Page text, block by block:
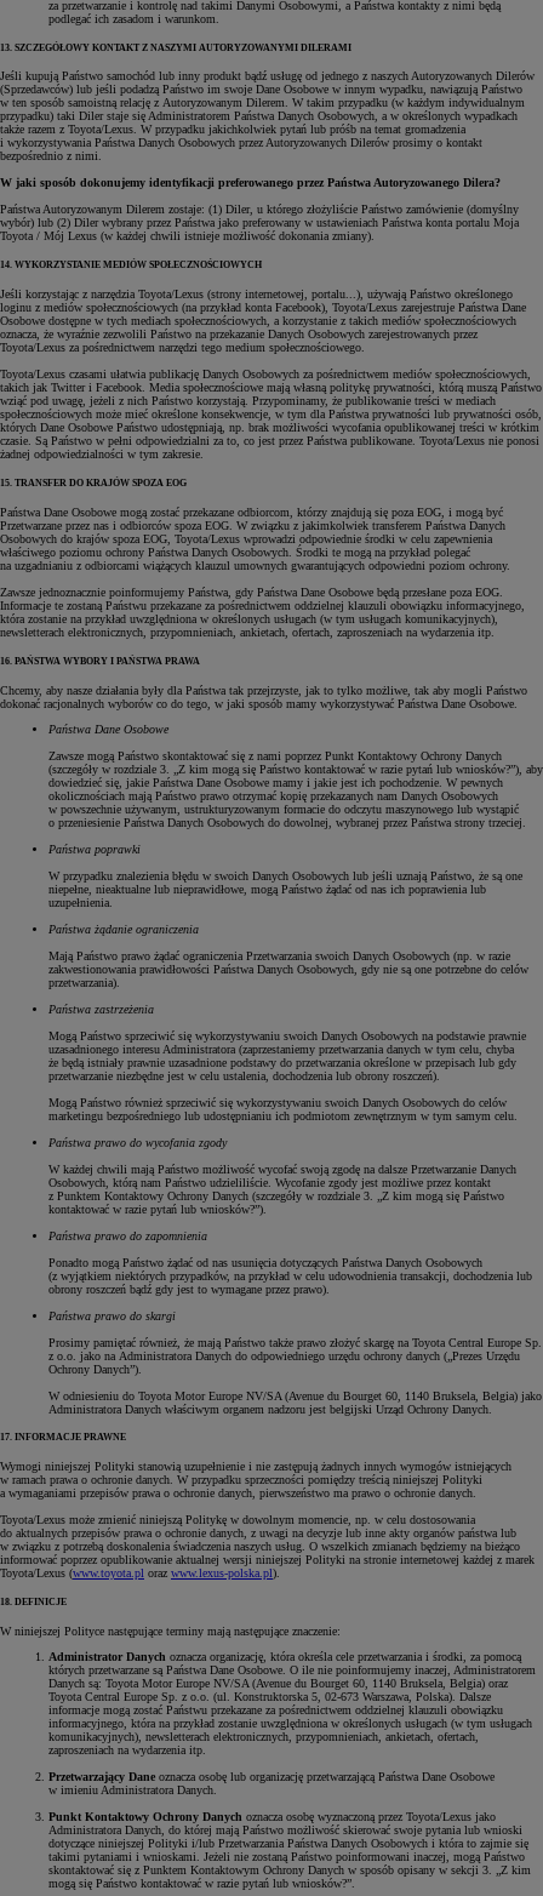
za przetwarzanie i kontrolę nad takimi Danymi Osobowymi, a Państwa kontakty z nimi będą
podlegać ich zasadom i warunkom.
13. SZCZEGÓŁOWY KONTAKT Z NASZYMI AUTORYZOWANYMI DILERAMI
Jeśli kupują Państwo samochód lub inny produkt bądź usługę od jednego z naszych Autoryzowanych Dilerów
(Sprzedawców) lub jeśli podadzą Państwo im swoje Dane Osobowe w innym wypadku, nawiązują Państwo
w ten sposób samoistną relację z Autoryzowanym Dilerem. W takim przypadku (w każdym indywidualnym
przypadku) taki Diler staje się Administratorem Państwa Danych Osobowych, a w określonych wypadkach
także razem z Toyota/Lexus. W przypadku jakichkolwiek pytań lub próśb na temat gromadzenia
i wykorzystywania Państwa Danych Osobowych przez Autoryzowanych Dilerów prosimy o kontakt
bezpośrednio z nimi.
W jaki sposób dokonujemy identyfikacji preferowanego przez Państwa Autoryzowanego Dilera?
Państwa Autoryzowanym Dilerem zostaje: (1) Diler, u którego złożyliście Państwo zamówienie (domyślny
wybór) lub (2) Diler wybrany przez Państwa jako preferowany w ustawieniach Państwa konta portalu Moja
Toyota / Mój Lexus (w każdej chwili istnieje możliwość dokonania zmiany).
14. WYKORZYSTANIE MEDIÓW SPOŁECZNOŚCIOWYCH
Jeśli korzystając z narzędzia Toyota/Lexus (strony internetowej, portalu...), używają Państwo określonego
loginu z mediów społecznościowych (na przykład konta Facebook), Toyota/Lexus zarejestruje Państwa Dane
Osobowe dostępne w tych mediach społecznościowych, a korzystanie z takich mediów społecznościowych
oznacza, że wyraźnie zezwolili Państwo na przekazanie Danych Osobowych zarejestrowanych przez
Toyota/Lexus za pośrednictwem narzędzi tego medium społecznościowego.
Toyota/Lexus czasami ułatwia publikację Danych Osobowych za pośrednictwem mediów społecznościowych,
takich jak Twitter i Facebook. Media społecznościowe mają własną politykę prywatności, którą muszą Państwo
wziąć pod uwagę, jeżeli z nich Państwo korzystają. Przypominamy, że publikowanie treści w mediach
społecznościowych może mieć określone konsekwencje, w tym dla Państwa prywatności lub prywatności osób,
których Dane Osobowe Państwo udostępniają, np. brak możliwości wycofania opublikowanej treści w krótkim
czasie. Są Państwo w pełni odpowiedzialni za to, co jest przez Państwa publikowane. Toyota/Lexus nie ponosi
żadnej odpowiedzialności w tym zakresie.
15. TRANSFER DO KRAJÓW SPOZA EOG
Państwa Dane Osobowe mogą zostać przekazane odbiorcom, którzy znajdują się poza EOG, i mogą być
Przetwarzane przez nas i odbiorców spoza EOG. W związku z jakimkolwiek transferem Państwa Danych
Osobowych do krajów spoza EOG, Toyota/Lexus wprowadzi odpowiednie środki w celu zapewnienia
właściwego poziomu ochrony Państwa Danych Osobowych. Środki te mogą na przykład polegać
na uzgadnianiu z odbiorcami wiążących klauzul umownych gwarantujących odpowiedni poziom ochrony.
Zawsze jednoznacznie poinformujemy Państwa, gdy Państwa Dane Osobowe będą przesłane poza EOG.
Informacje te zostaną Państwu przekazane za pośrednictwem oddzielnej klauzuli obowiązku informacyjnego,
która zostanie na przykład uwzględniona w określonych usługach (w tym usługach komunikacyjnych),
newsletterach elektronicznych, przypomnieniach, ankietach, ofertach, zaproszeniach na wydarzenia itp.
16. PAŃSTWA WYBORY I PAŃSTWA PRAWA
Chcemy, aby nasze działania były dla Państwa tak przejrzyste, jak to tylko możliwe, tak aby mogli Państwo
dokonać racjonalnych wyborów co do tego, w jaki sposób mamy wykorzystywać Państwa Dane Osobowe.
Państwa Dane Osobowe
Zawsze mogą Państwo skontaktować się z nami poprzez Punkt Kontaktowy Ochrony Danych
(szczegóły w rozdziale 3. „Z kim mogą się Państwo kontaktować w razie pytań lub wniosków?”), aby
dowiedzieć się, jakie Państwa Dane Osobowe mamy i jakie jest ich pochodzenie. W pewnych
okolicznościach mają Państwo prawo otrzymać kopię przekazanych nam Danych Osobowych
w powszechnie używanym, ustrukturyzowanym formacie do odczytu maszynowego lub wystąpić
o przeniesienie Państwa Danych Osobowych do dowolnej, wybranej przez Państwa strony trzeciej.
Państwa poprawki
W przypadku znalezienia błędu w swoich Danych Osobowych lub jeśli uznają Państwo, że są one
niepełne, nieaktualne lub nieprawidłowe, mogą Państwo żądać od nas ich poprawienia lub
uzupełnienia.
Państwa żądanie ograniczenia
Mają Państwo prawo żądać ograniczenia Przetwarzania swoich Danych Osobowych (np. w razie
zakwestionowania prawidłowości Państwa Danych Osobowych, gdy nie są one potrzebne do celów
przetwarzania).
Państwa zastrzeżenia
Mogą Państwo sprzeciwić się wykorzystywaniu swoich Danych Osobowych na podstawie prawnie
uzasadnionego interesu Administratora (zaprzestaniemy przetwarzania danych w tym celu, chyba
że będą istniały prawnie uzasadnione podstawy do przetwarzania określone w przepisach lub gdy
przetwarzanie niezbędne jest w celu ustalenia, dochodzenia lub obrony roszczeń).
Mogą Państwo również sprzeciwić się wykorzystywaniu swoich Danych Osobowych do celów
marketingu bezpośredniego lub udostępnianiu ich podmiotom zewnętrznym w tym samym celu.
Państwa prawo do wycofania zgody
W każdej chwili mają Państwo możliwość wycofać swoją zgodę na dalsze Przetwarzanie Danych
Osobowych, którą nam Państwo udzieliliście. Wycofanie zgody jest możliwe przez kontakt
z Punktem Kontaktowy Ochrony Danych (szczegóły w rozdziale 3. „Z kim mogą się Państwo
kontaktować w razie pytań lub wniosków?”).
Państwa prawo do zapomnienia
Ponadto mogą Państwo żądać od nas usunięcia dotyczących Państwa Danych Osobowych
(z wyjątkiem niektórych przypadków, na przykład w celu udowodnienia transakcji, dochodzenia lub
obrony roszczeń bądź gdy jest to wymagane przez prawo).
Państwa prawo do skargi
Prosimy pamiętać również, że mają Państwo także prawo złożyć skargę na Toyota Central Europe Sp.
z o.o. jako na Administratora Danych do odpowiedniego urzędu ochrony danych („Prezes Urzędu
Ochrony Danych”).
W odniesieniu do Toyota Motor Europe NV/SA (Avenue du Bourget 60, 1140 Bruksela, Belgia) jako
Administratora Danych właściwym organem nadzoru jest belgijski Urząd Ochrony Danych.
17. INFORMACJE PRAWNE
Wymogi niniejszej Polityki stanowią uzupełnienie i nie zastępują żadnych innych wymogów istniejących
w ramach prawa o ochronie danych. W przypadku sprzeczności pomiędzy treścią niniejszej Polityki
a wymaganiami przepisów prawa o ochronie danych, pierwszeństwo ma prawo o ochronie danych.
Toyota/Lexus może zmienić niniejszą Politykę w dowolnym momencie, np. w celu dostosowania
do aktualnych przepisów prawa o ochronie danych, z uwagi na decyzje lub inne akty organów państwa lub
w związku z potrzebą doskonalenia świadczenia naszych usług. O wszelkich zmianach będziemy na bieżąco
informować poprzez opublikowanie aktualnej wersji niniejszej Polityki na stronie internetowej każdej z marek
Toyota/Lexus (www.toyota.pl oraz www.lexus-polska.pl).
18. DEFINICJE
W niniejszej Polityce następujące terminy mają następujące znaczenie:
Administrator Danych oznacza organizację, która określa cele przetwarzania i środki, za pomocą
których przetwarzane są Państwa Dane Osobowe. O ile nie poinformujemy inaczej, Administratorem
Danych są: Toyota Motor Europe NV/SA (Avenue du Bourget 60, 1140 Bruksela, Belgia) oraz
Toyota Central Europe Sp. z o.o. (ul. Konstruktorska 5, 02-673 Warszawa, Polska). Dalsze
informacje mogą zostać Państwu przekazane za pośrednictwem oddzielnej klauzuli obowiązku
informacyjnego, która na przykład zostanie uwzględniona w określonych usługach (w tym usługach
komunikacyjnych), newsletterach elektronicznych, przypomnieniach, ankietach, ofertach,
zaproszeniach na wydarzenia itp.
Przetwarzający Dane oznacza osobę lub organizację przetwarzającą Państwa Dane Osobowe
w imieniu Administratora Danych.
Punkt Kontaktowy Ochrony Danych oznacza osobę wyznaczoną przez Toyota/Lexus jako
Administratora Danych, do której mają Państwo możliwość skierować swoje pytania lub wnioski
dotyczące niniejszej Polityki i/lub Przetwarzania Państwa Danych Osobowych i która to zajmie się
takimi pytaniami i wnioskami. Jeżeli nie zostaną Państwo poinformowani inaczej, mogą Państwo
skontaktować się z Punktem Kontaktowym Ochrony Danych w sposób opisany w sekcji 3. „Z kim
mogą się Państwo kontaktować w razie pytań lub wniosków?”.